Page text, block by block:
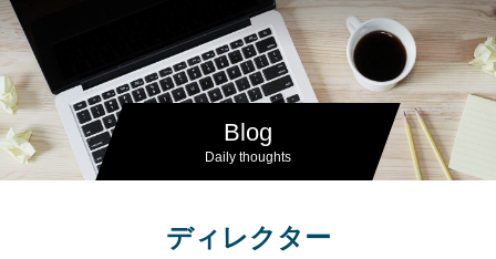
Blog
Daily thoughts
ディレクター